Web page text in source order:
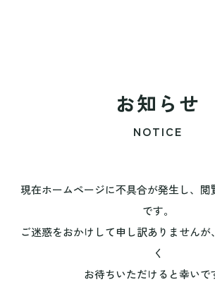
お知らせ
NOTICE
現在ホームページに不具合が発生し、
です。
ご迷惑をおかけして申し訳ありません
く
お待ちいただけると幸いで